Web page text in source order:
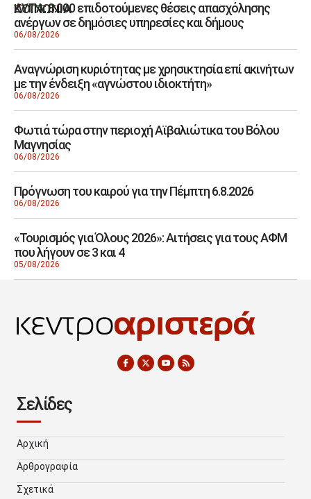
ΚΟΙΝΩΝΙΑ
ΔΥΠΑ: 8.000 επιδοτούμενες θέσεις απασχόλησης
ανέργων σε δημόσιες υπηρεσίες και δήμους
06/08/2026
Αναγνώριση κυριότητας με χρησικτησία επί ακινήτων
με την ένδειξη «αγνώστου ιδιοκτήτη»
06/08/2026
Φωτιά τώρα στην περιοχή Αϊβαλιώτικα του Βόλου
Μαγνησίας
06/08/2026
Πρόγνωση του καιρού για την Πέμπτη 6.8.2026
06/08/2026
«Τουρισμός για Όλους 2026»: Αιτήσεις για τους ΑΦΜ
που λήγουν σε 3 και 4
05/08/2026
Σελίδες
Αρχική
Αρθρογραφία
Σχετικά